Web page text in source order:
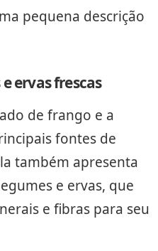
pequena descrição
ervas frescas
de frango e a
fontes de
também apresenta
e ervas, que
e fibras para seu